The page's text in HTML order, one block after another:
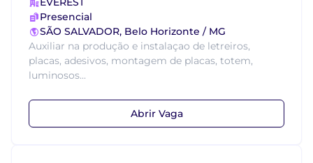
Presencial
SÃO SALVADOR, Belo Horizonte / MG
Auxiliar na produção e instalaçao de letreiros,
placas, adesivos, montagem de placas, totem,
luminosos...
Abrir Vaga